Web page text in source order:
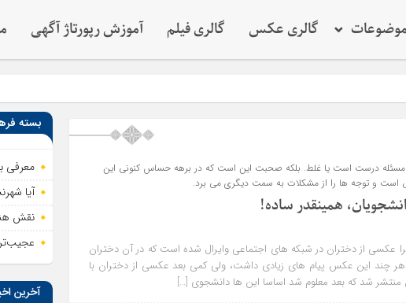
موضوعات گالری عکس گالری فیلم آموزش رپورتاژ آگهی
درست است یا غلط. بلکه صحبت این است که در برهه حساس کنونی این
و توجه ها را از مشکلات به سمت دیگری می برد.
همینقدر ساده!
عکسی از دختران در شبکه های اجتماعی وایرال شده است که در آن دختران
چند این عکس پیام های زیادی داشت، ولی کمی بعد عکسی از دختران با
منتشر شد که بعد معلوم شد اساسا این ها دانشجوی […]
بسته
معرفی
آیا
نقش
آخرین